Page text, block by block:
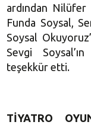
ardından Nilüfer
Funda Soysal,
Soysal
Sevgi
teşekkür etti.
TİYATRO